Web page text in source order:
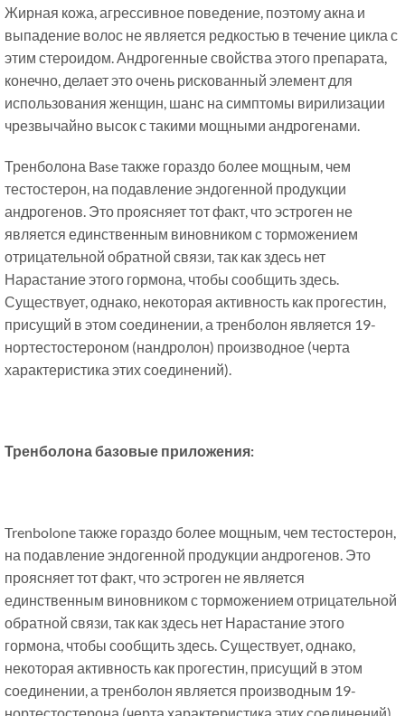
Жирная кожа, агрессивное поведение, поэтому акна и
выпадение волос не является редкостью в течение цикла с
этим стероидом. Андрогенные свойства этого препарата,
конечно, делает это очень рискованный элемент для
использования женщин, шанс на симптомы вирилизации
чрезвычайно высок с такими мощными андрогенами.
Тренболона Base также гораздо более мощным, чем
тестостерон, на подавление эндогенной продукции
андрогенов. Это проясняет тот факт, что эстроген не
является единственным виновником с торможением
отрицательной обратной связи, так как здесь нет
Нарастание этого гормона, чтобы сообщить здесь.
Существует, однако, некоторая активность как прогестин,
присущий в этом соединении, а тренболон является 19-
нортестостероном (нандролон) производное (черта
характеристика этих соединений).
Тренболона базовые приложения:
Trenbolone также гораздо более мощным, чем тестостерон,
на подавление эндогенной продукции андрогенов. Это
проясняет тот факт, что эстроген не является
единственным виновником с торможением отрицательной
обратной связи, так как здесь нет Нарастание этого
гормона, чтобы сообщить здесь. Существует, однако,
некоторая активность как прогестин, присущий в этом
соединении, а тренболон является производным 19-